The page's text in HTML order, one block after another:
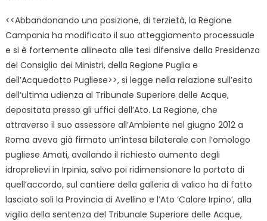
<<Abbandonando una posizione, di terzietà, la Regione
Campania ha modificato il suo atteggiamento processuale
e si è fortemente allineata alle tesi difensive della Presidenza
del Consiglio dei Ministri, della Regione Puglia e
dell’Acquedotto Pugliese>>, si legge nella relazione sull’esito
dell’ultima udienza al Tribunale Superiore delle Acque,
depositata presso gli uffici dell’Ato. La Regione, che
attraverso il suo assessore all’Ambiente nel giugno 2012 a
Roma aveva già firmato un’intesa bilaterale con l’omologo
pugliese Amati, avallando il richiesto aumento degli
idroprelievi in Irpinia, salvo poi ridimensionare la portata di
quell’accordo, sul cantiere della galleria di valico ha di fatto
lasciato soli la Provincia di Avellino e l’Ato ‘Calore Irpino’, alla
vigilia della sentenza del Tribunale Superiore delle Acque,